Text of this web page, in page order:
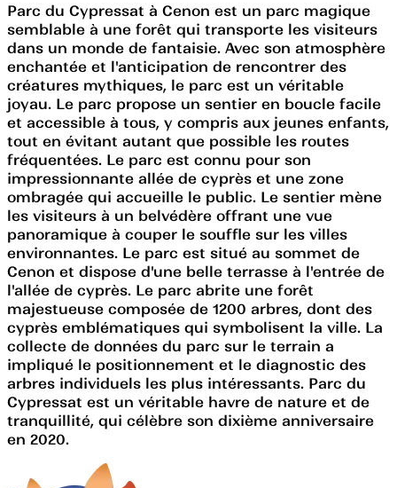
Parc du Cypressat à Cenon est un parc magique
semblable à une forêt qui transporte les visiteurs
dans un monde de fantaisie. Avec son atmosphère
enchantée et l'anticipation de rencontrer des
créatures mythiques, le parc est un véritable
joyau. Le parc propose un sentier en boucle facile
et accessible à tous, y compris aux jeunes enfants,
tout en évitant autant que possible les routes
fréquentées. Le parc est connu pour son
impressionnante allée de cyprès et une zone
ombragée qui accueille le public. Le sentier mène
les visiteurs à un belvédère offrant une vue
panoramique à couper le souffle sur les villes
environnantes. Le parc est situé au sommet de
Cenon et dispose d'une belle terrasse à l'entrée de
l'allée de cyprès. Le parc abrite une forêt
majestueuse composée de 1200 arbres, dont des
cyprès emblématiques qui symbolisent la ville. La
collecte de données du parc sur le terrain a
impliqué le positionnement et le diagnostic des
arbres individuels les plus intéressants. Parc du
Cypressat est un véritable havre de nature et de
tranquillité, qui célèbre son dixième anniversaire
en 2020.